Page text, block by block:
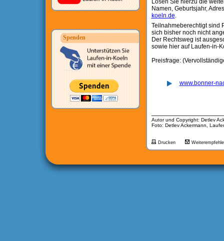
Spenden
Lösen Sie hierzu die
Namen, Geburtsjahr,
koeln.de.
Teilnahmeberechtigt sind
sich bisher noch nicht
Der Rechtsweg ist
sowie hier auf Laufen-in-
Preisfrage:
www.bonner-
Autor und Copyright: Detlev
Foto: Detlev Ackermann,
Drucken